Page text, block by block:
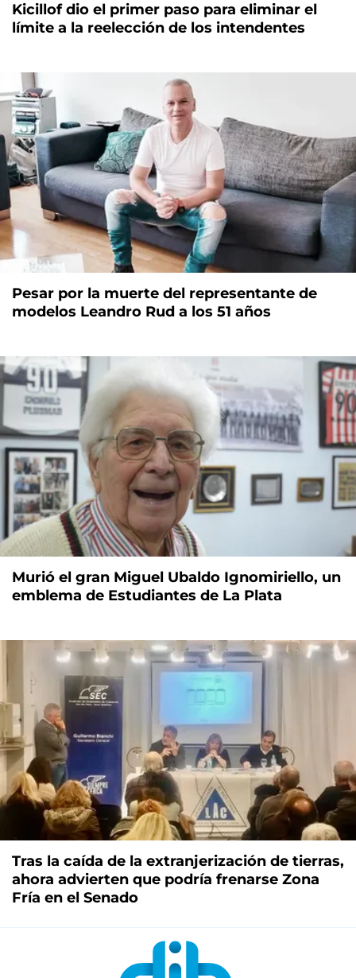
Kicillof dio el primer paso para eliminar el
límite a la reelección de los intendentes
Pesar por la muerte del representante de
modelos Leandro Rud a los 51 años
Murió el gran Miguel Ubaldo Ignomiriello, un
emblema de Estudiantes de La Plata
Tras la caída de la extranjerización de tierras,
ahora advierten que podría frenarse Zona
Fría en el Senado